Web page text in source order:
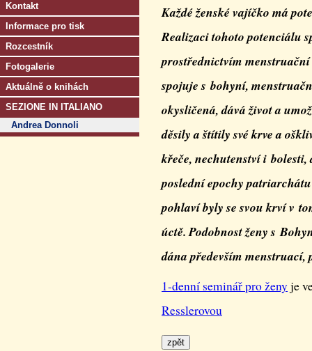
Kontakt
Informace pro tisk
Rozcestník
Fotogalerie
Aktuálně o knihách
SEZIONE IN ITALIANO
Andrea Donnoli
Každé ženské vajíčko má
Realizaci tohoto potenciálu
prostřednictvím
spojuje s bohyní,
okysličená, dává život a
děsily a štítily své krve a
křeče, nechutenství i
poslední epochy
pohlaví byly se svou krví v
úctě. Podobnost ženy s
dána především menstruací,
1-denní seminář pro ženyje
Resslerovou